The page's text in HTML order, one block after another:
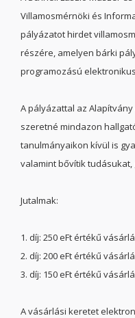
Villamosmérnöki és
pályázatot hirdet
részére, amelyen bárki
programozású
A pályázattal az
szeretné mindazon
tanulmányaikon kívül is
valamint bővítik tudásukat,
Jutalmak:
1. díj: 250 eFt értékű
2. díj: 200 eFt értékű
3. díj: 150 eFt értékű
A vásárlási keretet